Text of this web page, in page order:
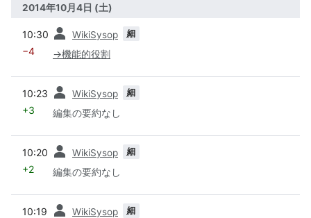
2014年10月4日 (土)
10:30 WikiSysop 細
−4 →機能的役割
10:23 WikiSysop 細
+3 編集の要約なし
10:20 WikiSysop 細
+2 編集の要約なし
10:19 WikiSysop 細